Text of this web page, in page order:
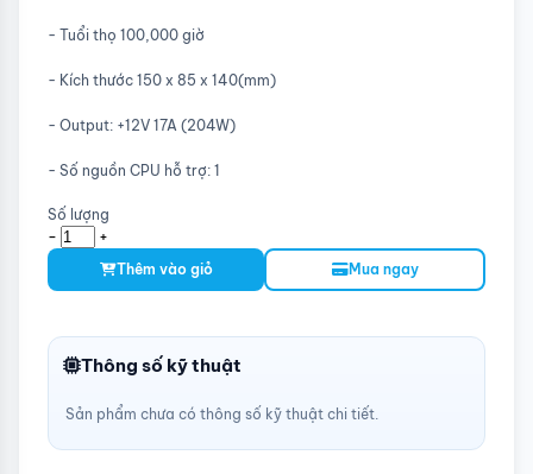
- Tuổi thọ 100,000 giờ
- Kích thước 150 x 85 x 140(mm)
- Output: +12V 17A (204W)
- Số nguồn CPU hỗ trợ: 1
Số lượng
- +
Thêm vào giỏ Mua ngay
Thông số kỹ thuật
Sản phẩm chưa có thông số kỹ thuật chi tiết.